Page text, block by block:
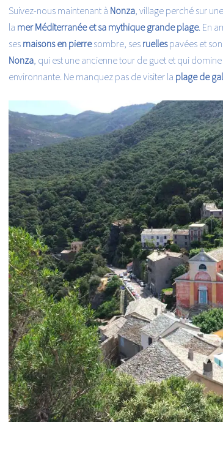
Suivez-nous maintenant à Nonza , village perché sur
la mer Méditerranée et sa mythique grande plage. En
ses maisons en pierresombre, ses ruellespavées et
Nonza , qui est une ancienne tour de guet et qui
environnante. Ne manquez pas de visiter la plage de